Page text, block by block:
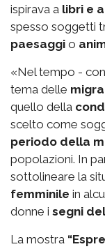
ispirava a libri e
spesso soggetti
paesaggi o
«Nel tempo -
tema delle
quello della
scelto come
periodo della
popolazioni. In
sottolineare la
femminile in
donne i segni
La mostra